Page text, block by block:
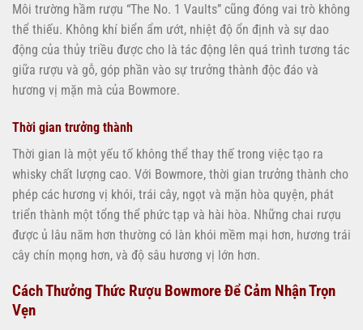
Môi trường hầm rượu “The No. 1 Vaults” cũng đóng vai trò không
thể thiếu. Không khí biển ẩm ướt, nhiệt độ ổn định và sự dao
động của thủy triều được cho là tác động lên quá trình tương tác
giữa rượu và gỗ, góp phần vào sự trưởng thành độc đáo và
hương vị mặn mà của Bowmore.
Thời gian trưởng thành
Thời gian là một yếu tố không thể thay thế trong việc tạo ra
whisky chất lượng cao. Với Bowmore, thời gian trưởng thành cho
phép các hương vị khói, trái cây, ngọt và mặn hòa quyện, phát
triển thành một tổng thể phức tạp và hài hòa. Những chai rượu
được ủ lâu năm hơn thường có làn khói mềm mại hơn, hương trái
cây chín mọng hơn, và độ sâu hương vị lớn hơn.
Cách Thưởng Thức Rượu Bowmore Để Cảm Nhận Trọn
Vẹn